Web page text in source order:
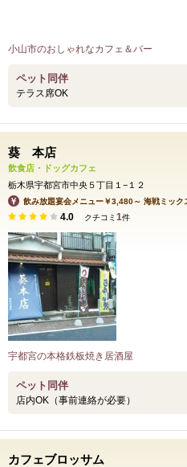
小山市のおしゃれなカフェ＆バー
ペット同伴
テラス席OK
葵 本店
飲食店・ドッグカフェ
栃木県宇都宮市中央５丁目１−１２
飲み放題宴会メニュー￥3,480～ 海戦ミック
4.0 クチコミ 1件
宇都宮の本格鉄板焼き居酒屋
ペット同伴
店内OK（事前連絡が必要）
カフェブロッサム